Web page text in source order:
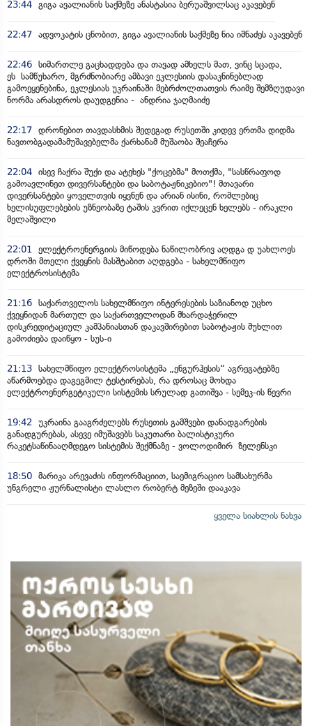
23:44 გიგა ავალიანის საქმეზე ანასტასია ბერუაშვილსაც აკავებენ
22:47 ადვოკატის ცნობით, გიგა ავალიანის საქმეზე ნია იმნაძეს აკავებენ
22:46 სიმართლე გაცხადდება და თავად ამხელს მათ, ვინც სცადა,
ეს სამწუხარო, მგრძნობიარე ამბავი ეკლესიის დასაკნინებლად
გამოეყენებინა, ეკლესიას უკრაინაში მებრძოლთათვის რაიმე შემზღუდავი
ნორმა არასდროს დაუდგენია - ანდრია ჯაღმაიძე
22:17 დრონებით თავდასხმის შედეგად რუსეთში კიდევ ერთმა დიდმა
ნავთობგადამამუშავებელმა ქარხანამ მუშაობა შეაჩერა
22:04 ისევ ჩაქრა შუქი და ატეხეს "ქოცებმა" მოთქმა, "სასწრაფოდ
გამოავლინეთ დივერსანტები და საბოტაჟნიკებიო"! მთავარი
დივერსანტები ყოველთვის იყვნენ და არიან ისინი, რომლებიც
ხელისუფლებების უზნეობაზე ტაშის კვრით იქლეცენ ხელებს - ირაკლი
მელაშვილი
22:01
ელექტროენერგიის მიწოდება ნაწილობრივ აღდგა დ უახლოეს
დროში მთელი ქვეყნის მასშტაბით აღდგება - სახელმწიფო
ელექტროსისტემა
21:16 საქართველოს სახელმწიფო ინტერესების საზიანოდ უცხო
ქვეყნიდან მართულ და საქართველოდან მხარდაჭერილ
დისკრედიტაციულ კამპანიასთან დაკავშირებით საბოტაჟის მუხლით
გამოძიება დაიწყო - სუს-ი
21:13 სახელმწიფო ელექტროსისტემა „ენგურჰესის“ აგრეგატებზე
აწარმოებდა დაგეგმილ ტესტირებას, რა დროსაც მოხდა
ელექტროენერგეტიკული სისტემის სრულად გათიშვა - სემეკ-ის წევრი
19:42
უკრაინა გააგრძელებს რუსეთის გამშვები დანადგარების
განადგურებას, ასევე იმუშავებს საკუთარი ბალისტიკური
რაკეტსაწინააღმდეგო სისტემის შექმნაზე - ვოლოდიმირ ზელენსკი
18:50 მარიკა არევაძის ინფორმაციით, საემიგრაციო სამსახურმა
უნგრელი ჟურნალისტი ლასლო რობერტ მეზეში დააკავა
ყველა სიახლის ნახვა